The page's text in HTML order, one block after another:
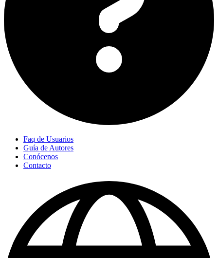
Faq de Usuarios
Guía de Autores
Conócenos
Contacto